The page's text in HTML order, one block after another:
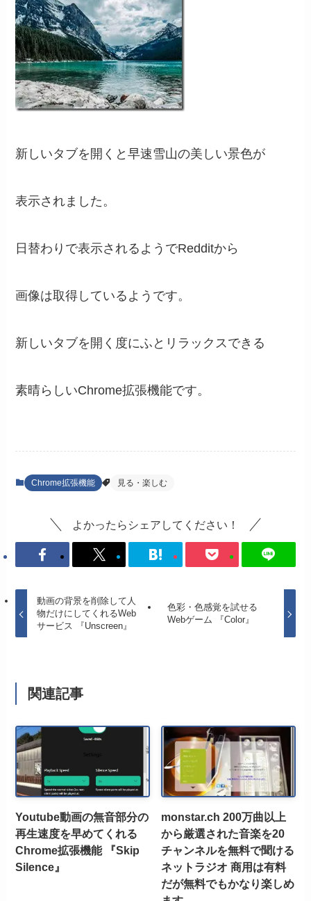
新しいタブを開くと早速雪山の美しい景色が
表示されました。
日替わりで表示されるようでRedditから
画像は取得しているようです。
新しいタブを開く度にふとリラックスできる
素晴らしいChrome拡張機能です。
Chrome拡張機能 見る・楽しむ
よかったらシェアしてください！
動画の背景を削除して人
物だけにしてくれるWeb
サービス 『Unscreen』
色彩・色感覚を試せる
Webゲーム 『Color』
関連記事
Youtube動画の無音部分の
再生速度を早めてくれる
Chrome拡張機能 『Skip
Silence』
monstar.ch 200万曲以上
から厳選された音楽を20
チャンネルを無料で聞ける
ネットラジオ 商用は有料
だが無料でもかなり楽しめ